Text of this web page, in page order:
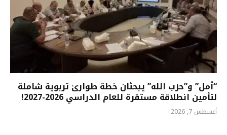
“أمل” و”حزب الله” يبحثان خطة طوارئ تربوية شاملة
لتأمين انطلاقة مستقرة للعام الدراسي 2026-2027!
أغسطس 7, 2026